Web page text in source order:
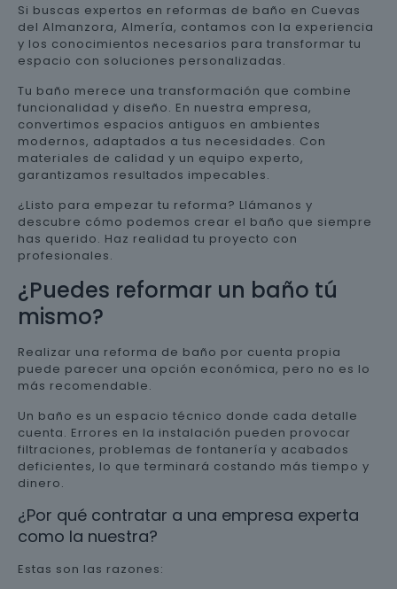
Si buscas expertos en reformas de baño en Cuevas
del Almanzora, Almería, contamos con la experiencia
y los conocimientos necesarios para transformar tu
espacio con soluciones personalizadas.
Tu baño merece una transformación que combine
funcionalidad y diseño. En nuestra empresa,
convertimos espacios antiguos en ambientes
modernos, adaptados a tus necesidades. Con
materiales de calidad y un equipo experto,
garantizamos resultados impecables.
¿Listo para empezar tu reforma? Llámanos y
descubre cómo podemos crear el baño que siempre
has querido. Haz realidad tu proyecto con
profesionales.
¿Puedes reformar un baño tú
mismo?
Realizar una reforma de baño por cuenta propia
puede parecer una opción económica, pero no es lo
más recomendable.
Un baño es un espacio técnico donde cada detalle
cuenta. Errores en la instalación pueden provocar
filtraciones, problemas de fontanería y acabados
deficientes, lo que terminará costando más tiempo y
dinero.
¿Por qué contratar a una empresa experta
como la nuestra?
Estas son las razones: